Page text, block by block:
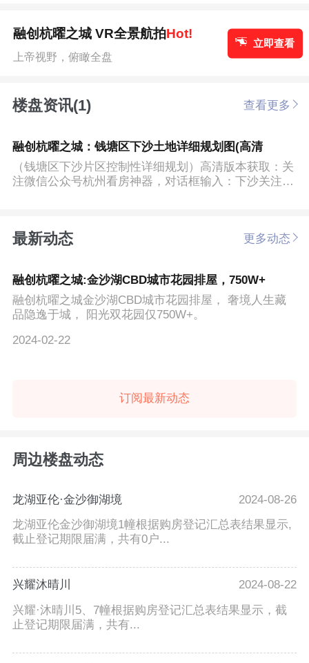
融创杭曜之城 VR全景航拍Hot!
上帝视野，俯瞰全盘
立即查看
楼盘资讯(1) 查看更多
融创杭曜之城：钱塘区下沙土地详细规划图(高清
（钱塘区下沙片区控制性详细规划）高清版本获取：关
注微信公众号杭州看房神器，对话框输入：下沙关注微
最新动态 更多动态
融创杭曜之城:金沙湖CBD城市花园排屋，750W+
融创杭曜之城金沙湖CBD城市花园排屋， 奢境人生藏
品隐逸于城， 阳光双花园仅750W+。
2024-02-22
订阅最新动态
周边楼盘动态
龙湖亚伦·金沙御湖境
2024-08-26
龙湖亚伦金沙御湖境1幢根据购房登记汇总表结果显示,
截止登记期限届满，共有0户...
兴耀沐晴川
2024-08-22
兴耀·沐晴川5、7幢根据购房登记汇总表结果显示，截
止登记期限届满，共有...